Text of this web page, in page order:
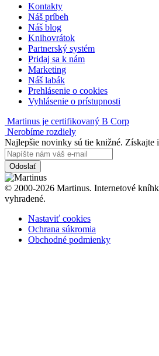
Kontakty
Náš príbeh
Náš blog
Knihovrátok
Partnerský systém
Pridaj sa k nám
Marketing
Náš labák
Prehlásenie o cookies
Vyhlásenie o prístupnosti
Martinus je certifikovaný B Corp
Nerobíme rozdiely
Najlepšie novinky sú tie knižné. Získajte
Odoslať
© 2000-2026 Martinus. Internetové
vyhradené.
Nastaviť cookies
Ochrana súkromia
Obchodné podmienky